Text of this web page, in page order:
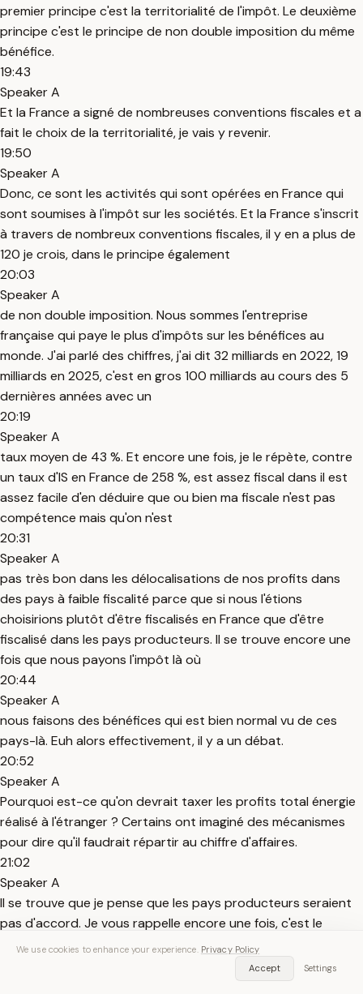
premier principe c'est la territorialité de l'impôt. Le deuxième
principe c'est le principe de non double imposition du même
bénéfice.
19:43
Speaker A
Et la France a signé de nombreuses conventions fiscales et a
fait le choix de la territorialité, je vais y revenir.
19:50
Speaker A
Donc, ce sont les activités qui sont opérées en France qui
sont soumises à l'impôt sur les sociétés. Et la France s'inscrit
à travers de nombreux conventions fiscales, il y en a plus de
120 je crois, dans le principe également
20:03
Speaker A
de non double imposition. Nous sommes l'entreprise
française qui paye le plus d'impôts sur les bénéfices au
monde. J'ai parlé des chiffres, j'ai dit 32 milliards en 2022, 19
milliards en 2025, c'est en gros 100 milliards au cours des 5
dernières années avec un
20:19
Speaker A
taux moyen de 43 %. Et encore une fois, je le répète, contre
un taux d'IS en France de 258 %, est assez fiscal dans il est
assez facile d'en déduire que ou bien ma fiscale n'est pas
compétence mais qu'on n'est
20:31
Speaker A
pas très bon dans les délocalisations de nos profits dans
des pays à faible fiscalité parce que si nous l'étions
choisirions plutôt d'être fiscalisés en France que d'être
fiscalisé dans les pays producteurs. Il se trouve encore une
fois que nous payons l'impôt là où
20:44
Speaker A
nous faisons des bénéfices qui est bien normal vu de ces
pays-là. Euh alors effectivement, il y a un débat.
20:52
Speaker A
Pourquoi est-ce qu'on devrait taxer les profits total énergie
réalisé à l'étranger ? Certains ont imaginé des mécanismes
pour dire qu'il faudrait répartir au chiffre d'affaires.
21:02
Speaker A
Il se trouve que je pense que les pays producteurs seraient
pas d'accord. Je vous rappelle encore une fois, c'est le
deuxième principe qui s'y oppose, c'est le principe de non
double imposition puisque lors sommes taxés dans les pays
We use cookies to enhance your experience. Privacy Policy
Accept
Settings